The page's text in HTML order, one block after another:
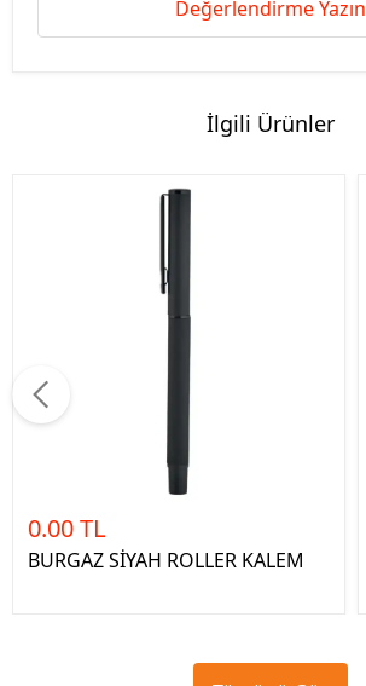
Değerlendirme Yazın
İlgili Ürünler
0.00 TL
BURGAZ SİYAH ROLLER KALEM